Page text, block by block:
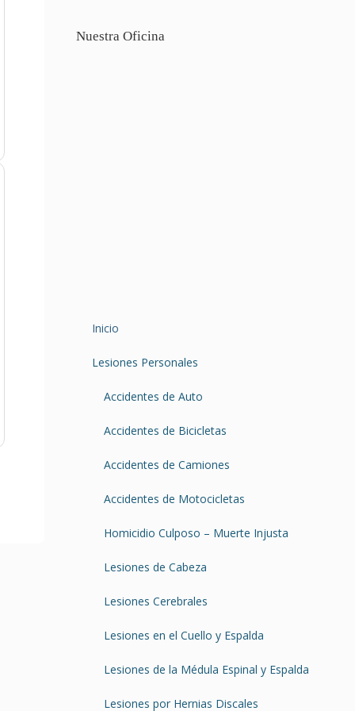
Nuestra Oficina
Inicio
Lesiones Personales
Accidentes de Auto
Accidentes de Bicicletas
Accidentes de Camiones
Accidentes de Motocicletas
Homicidio Culposo – Muerte Injusta
Lesiones de Cabeza
Lesiones Cerebrales
Lesiones en el Cuello y Espalda
Lesiones de la Médula Espinal y Espalda
Lesiones por Hernias Discales